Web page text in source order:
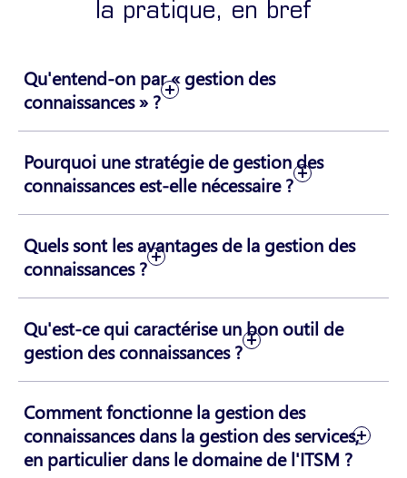
la pratique, en bref
Qu'entend-on par « gestion des
connaissances » ?
Pourquoi une stratégie de gestion des
connaissances est-elle nécessaire ?
Quels sont les avantages de la gestion des
connaissances ?
Qu'est-ce qui caractérise un bon outil de
gestion des connaissances ?
Comment fonctionne la gestion des
connaissances dans la gestion des services,
en particulier dans le domaine de l'ITSM ?